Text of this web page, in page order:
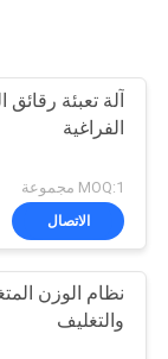
آلة تعبئة رقائق
الفراغية
MOQ:1 مجموعة
الاتصال
نظام الوزن
والتغليف